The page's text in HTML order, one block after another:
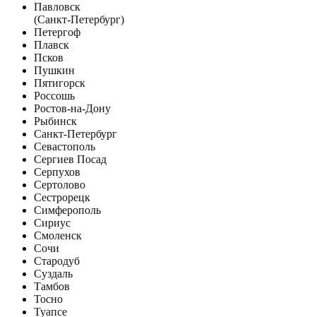
Павловск
(Санкт-Петербург)
Петергоф
Плавск
Псков
Пушкин
Пятигорск
Россошь
Ростов-на-Дону
Рыбинск
Санкт-Петербург
Севастополь
Сергиев Посад
Серпухов
Сертолово
Сестрорецк
Симферополь
Сириус
Смоленск
Сочи
Стародуб
Суздаль
Тамбов
Тосно
Туапсе